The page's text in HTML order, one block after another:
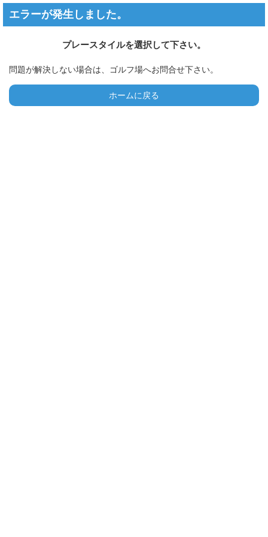
エラーが発生しました。
プレースタイルを選択して下さい。
問題が解決しない場合は、ゴルフ場へお問合せ下さい。
ホームに戻る